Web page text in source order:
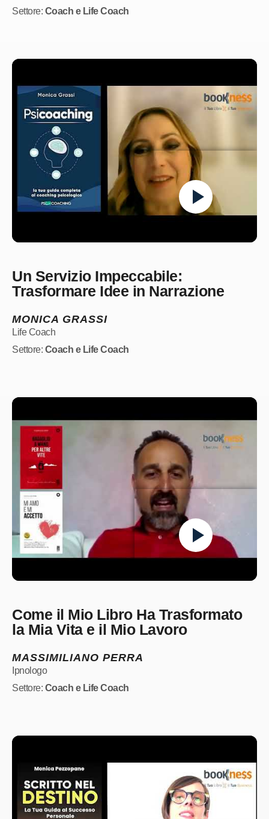
Settore: Coach e Life Coach
Un Servizio Impeccabile:
Trasformare Idee in Narrazione
MONICA GRASSI
Life Coach
Settore: Coach e Life Coach
Come il Mio Libro Ha Trasformato
la Mia Vita e il Mio Lavoro
MASSIMILIANO PERRA
Ipnologo
Settore: Coach e Life Coach